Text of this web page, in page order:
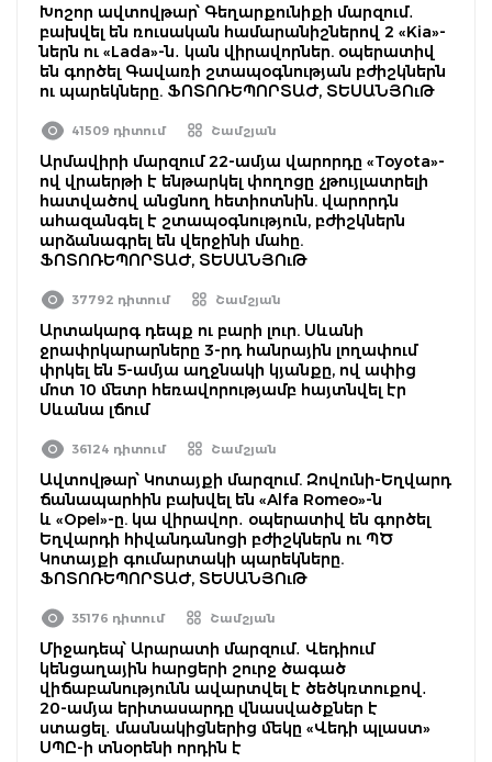
Խոշոր ավտովթար՝ Գեղարքունիքի մարզում․
բախվել են ռուսական համարանիշներով 2 «Kia»-
ներն ու «Lada»-ն․ կան վիրավորներ. օպերատիվ
են գործել Գավառի շտապօգնության բժիշկներն
ու պարեկները. ՖՈՏՈՌԵՊՈՐՏԱԺ, ՏԵՍԱՆՅՈւԹ
41509 դիտում Շամշյան
Արմավիրի մարզում 22-ամյա վարորդը «Toyota»-
ով վրաերթի է ենթարկել փողոցը չթույլատրելի
հատվածով անցնող հետիոտնին. վարորդն
ահազանգել է շտապօգնություն, բժիշկներն
արձանագրել են վերջինի մահը.
ՖՈՏՈՌԵՊՈՐՏԱԺ, ՏԵՍԱՆՅՈւԹ
37792 դիտում Շամշյան
Արտակարգ դեպք ու բարի լուր. Սևանի
ջրափրկարարները 3-րդ հանրային լողափում
փրկել են 5-ամյա աղջնակի կյանքը, ով ափից
մոտ 10 մետր հեռավորությամբ հայտնվել էր
Սևանա լճում
36124 դիտում Շամշյան
Ավտովթար՝ Կոտայքի մարզում. Զովունի-Եղվարդ
ճանապարհին բախվել են «Alfa Romeo»-ն
և «Opel»-ը. կա վիրավոր․ օպերատիվ են գործել
Եղվարդի հիվանդանոցի բժիշկներն ու ՊԾ
Կոտայքի գումարտակի պարեկները.
ՖՈՏՈՌԵՊՈՐՏԱԺ, ՏԵՍԱՆՅՈւԹ
35176 դիտում Շամշյան
Միջադեպ՝ Արարատի մարզում․ Վեդիում
կենցաղային հարցերի շուրջ ծագած
վիճաբանությունն ավարտվել է ծեծկռտուքով․
20-ամյա երիտասարդը վնասվածքներ է
ստացել․ մասնակիցներից մեկը «Վեդի պլաստ»
ՍՊԸ-ի տնօրենի որդին է